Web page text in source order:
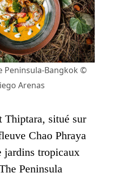
Peninsula-Bangkok ©
Arenas
Thiptara, situé sur
Chao Phraya
jardins tropicaux
Peninsula